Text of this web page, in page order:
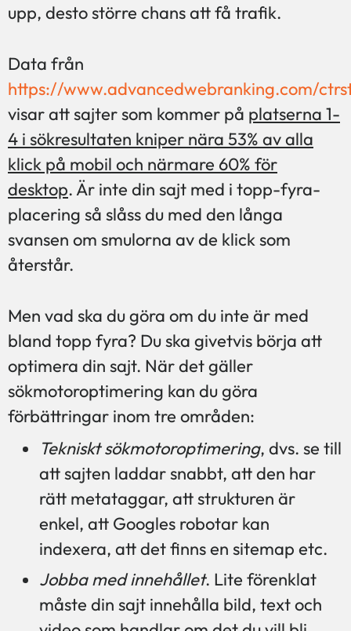
upp, desto större chans att få trafik.
Data från
https://www.advancedwebranking.com/
visar att sajter som kommer på platserna 1-
4 i sökresultaten kniper nära 53% av alla
klick på mobil och närmare 60% för
desktop. Är inte din sajt med i topp-fyra-
placering så slåss du med den långa
svansen om smulorna av de klick som
återstår.
Men vad ska du göra om du inte är med
bland topp fyra? Du ska givetvis börja att
optimera din sajt. När det gäller
sökmotoroptimering kan du göra
förbättringar inom tre områden:
Tekniskt sökmotoroptimering, dvs. se till
att sajten laddar snabbt, att den har
rätt metataggar, att strukturen är
enkel, att Googles robotar kan
indexera, att det finns en sitemap etc.
Jobba med innehållet. Lite förenklat
måste din sajt innehålla bild, text och